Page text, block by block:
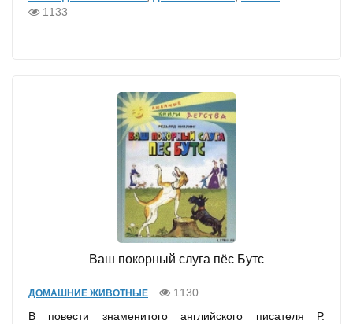
1133
Ваш покорный слуга пёс Бутс
ДОМАШНИЕ ЖИВОТНЫЕ
1130
В повести знаменитого английского писателя Р.